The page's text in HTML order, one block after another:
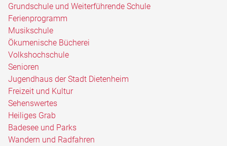
Grundschule und Weiterführende Schule
Ferienprogramm
Musikschule
Ökumenische Bücherei
Volkshochschule
Senioren
Jugendhaus der Stadt Dietenheim
Freizeit und Kultur
Sehenswertes
Heiliges Grab
Badesee und Parks
Wandern und Radfahren